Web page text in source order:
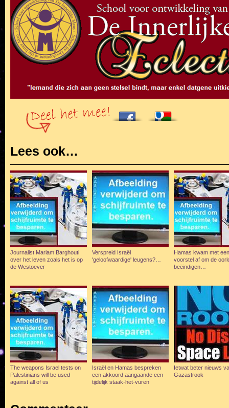
Lees ook…
Journalist Mariam Barghouti
over het leven zoals het is op
de Westoever
Verspreid Israël
'geloofwaardige' leugens?…
Hamas kwam met een
voorstel af om de
beëindigen…
The weapons Israel tests on
Palestinians will be used
against all of us
Israël en Hamas bespreken
een akkoord aangaande een
tijdelijk staak-het-vuren
Ietwat beter nieuws
Gazastrook